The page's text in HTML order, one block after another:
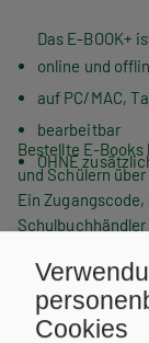
Das E-BOOK+
online und
auf PC/MAC,
bearbeitbar
OHNE
Bestellte E-Books
und Schülern
Ein
Cookies